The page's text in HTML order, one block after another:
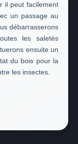
il peut facilement
un passage au
débarrasserons
les saletés
ensuite un
du bois pour la
les insectes.